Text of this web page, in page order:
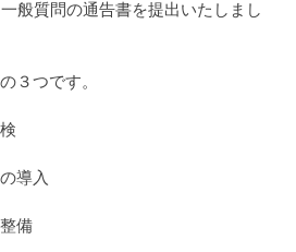
般質問の通告書を提出いたしま し
３つです。
導入
備